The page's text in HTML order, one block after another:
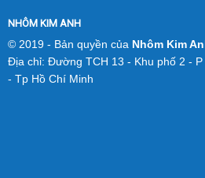
NHÔM KIM ANH
© 2019 - Bản quyền của Nhôm Kim
Địa chỉ: Đường TCH 13 - Khu phố 2 -
- Tp Hồ Chí Minh